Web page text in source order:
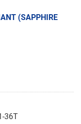
(SAPPHIRE
36T